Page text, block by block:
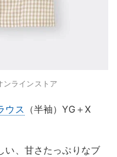
ンラインストア
ウス （半袖）YG＋X
い、甘さたっぷりなブ